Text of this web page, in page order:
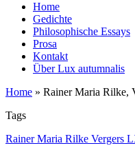
Home
Gedichte
Philosophische Essays
Prosa
Kontakt
Über Lux autumnalis
Home » Rainer Maria Rilke,
Tags
Rainer Maria Rilke Vergers